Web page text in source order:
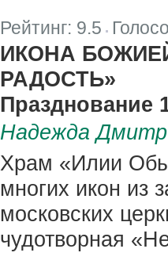
Рейтинг: 9.5 |
ИКОНА
РАДОСТЬ»
Празднование
Надежда
Храм «Илии
многих икон из
московских
чудотворная